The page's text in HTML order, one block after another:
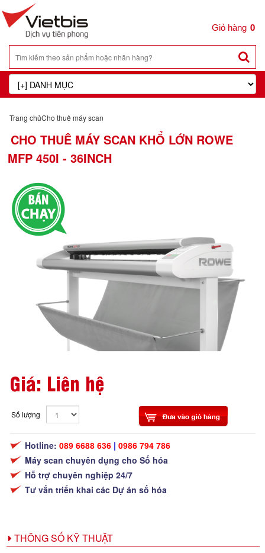
0
Trang chủCho thuê máy scan
CHO THUÊ MÁY SCAN KHỔ LỚN ROWE
MFP 450I - 36INCH
Giá: Liên hệ
Số lượng
Hotline: 089 6688 636 | 0986 794 786
Máy scan chuyên dụng cho Số hóa
Hỗ trợ chuyên nghiệp 24/7
Tư vấn triển khai các Dự án số hóa
THÔNG SỐ KỸ THUẬT